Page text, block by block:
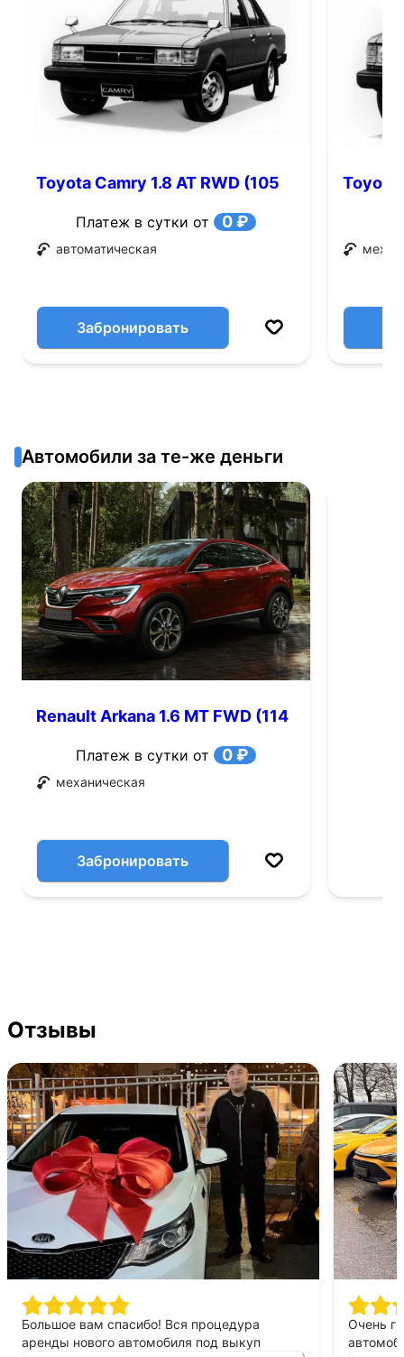
Toyota Camry 1.8 AT RWD (105
Платеж в сутки от 0 ₽
автоматическая
Забронировать
Toyota
Автомобили за те-же деньги
Renault Arkana 1.6 MT FWD (114
Платеж в сутки от 0 ₽
механическая
Забронировать
Отзывы
Большое вам спасибо! Вся процедура
аренды нового автомобиля под выкуп
Очень